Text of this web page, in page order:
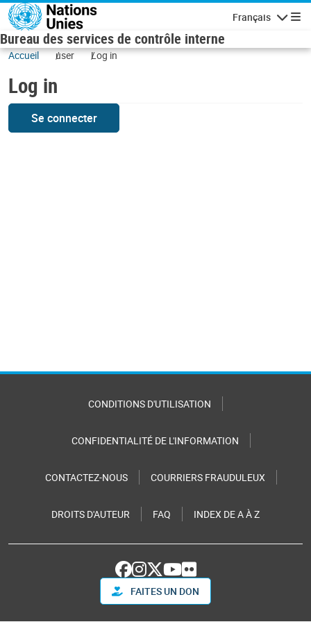
Skip to main content
Français
Bureau des services de contrôle interne
Accueil user Log in
Log in
Se connecter
CONDITIONS D'UTILISATION
CONFIDENTIALITÉ DE L'INFORMATION
CONTACTEZ-NOUS COURRIERS FRAUDULEUX
DROITS D'AUTEUR FAQ INDEX DE A À Z
FAITES UN DON